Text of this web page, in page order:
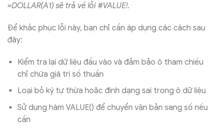
=DOLLAR(A1) sẽ trả về lỗi #VALUE!.
Để khắc phục lỗi này, bạn chỉ cần áp dụng các cách sau
đây:
Kiểm tra lại dữ liệu đầu vào và đảm bảo ô tham chiếu
chỉ chứa giá trị số thuần
Loại bỏ ký tự thừa hoặc định dạng sai trong ô dữ liệu
Sử dụng hàm VALUE() để chuyển văn bản sang số nếu
cần